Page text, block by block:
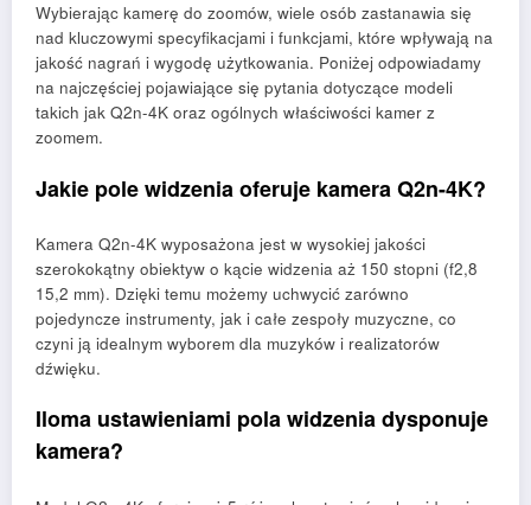
Wybierając kamerę do zoomów, wiele osób zastanawia się
nad kluczowymi specyfikacjami i funkcjami, które wpływają na
jakość nagrań i wygodę użytkowania. Poniżej odpowiadamy
na najczęściej pojawiające się pytania dotyczące modeli
takich jak Q2n-4K oraz ogólnych właściwości kamer z
zoomem.
Jakie pole widzenia oferuje kamera Q2n-4K?
Kamera Q2n-4K wyposażona jest w wysokiej jakości
szerokokątny obiektyw o kącie widzenia aż 150 stopni (f2,8
15,2 mm). Dzięki temu możemy uchwycić zarówno
pojedyncze instrumenty, jak i całe zespoły muzyczne, co
czyni ją idealnym wyborem dla muzyków i realizatorów
dźwięku.
Iloma ustawieniami pola widzenia dysponuje
kamera?